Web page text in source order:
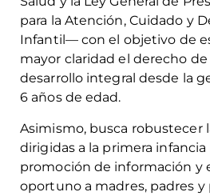
para la Atención, Cuidado y
Infantil— con el objetivo de
mayor claridad el derecho
desarrollo integral desde la
6 años de edad.
Asimismo, busca robustecer
dirigidas a la primera
promoción de información y
oportuno a madres, padres y